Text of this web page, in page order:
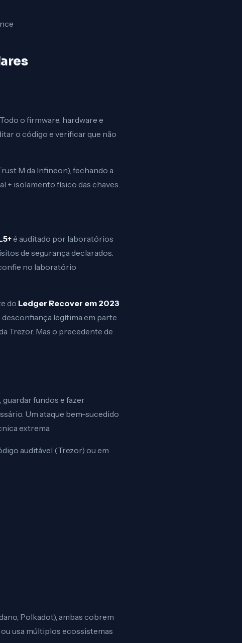
o firmware, hardware e
o código e verificar que não
M da Infineon), fechando a
+ isolamento físico das chaves.
é auditado por laboratórios
de segurança declarados.
no laboratório
do Ledger Recover em 2023
desconfiança legítima em parte
Trezor. Mas o precedente de
fundos e fazer
Um ataque bem-sucedido
extrema.
auditável (Trezor) ou em
Polkadot), ambas cobrem
usa múltiplos ecossistemas